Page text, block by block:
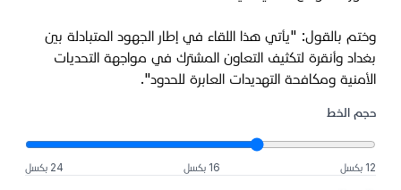
وختم بالقول: "يأتي هذا اللقاء في إطار الجهود المتبادلة بين
بغداد وأنقرة لتكثيف التعاون المشترك في مواجهة التحديات
الأمنية ومكافحة التهديدات العابرة للحدود".
حجم الخط
12 بكسل 16 بكسل 24 بكسل